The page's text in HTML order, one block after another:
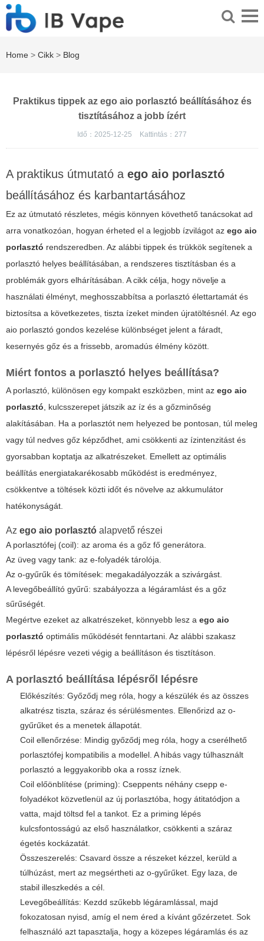
Home > Cikk > Blog
Praktikus tippek az ego aio porlasztó beállításához és
tisztításához a jobb ízért
Idő：2025-12-25 Kattintás： 277
A praktikus útmutató a ego aio porlasztó
beállításához és karbantartásához
Ez az útmutató részletes, mégis könnyen követhető tanácsokat ad
arra vonatkozóan, hogyan érheted el a legjobb ízvilágot az ego aio
porlasztó rendszeredben. Az alábbi tippek és trükkök segítenek a
porlasztó helyes beállításában, a rendszeres tisztításban és a
problémák gyors elhárításában. A cikk célja, hogy növelje a
használati élményt, meghosszabbítsa a porlasztó élettartamát és
biztosítsa a következetes, tiszta ízeket minden újratöltésnél. Az ego
aio porlasztó gondos kezelése különbséget jelent a fáradt,
kesernyés gőz és a frissebb, aromadús élmény között.
Miért fontos a porlasztó helyes beállítása?
A porlasztó, különösen egy kompakt eszközben, mint az ego aio
porlasztó, kulcsszerepet játszik az íz és a gőzminőség
alakításában. Ha a porlasztót nem helyezed be pontosan, túl meleg
vagy túl nedves gőz képződhet, ami csökkenti az ízintenzitást és
gyorsabban koptatja az alkatrészeket. Emellett az optimális
beállítás energiatakarékosabb működést is eredményez,
csökkentve a töltések közti időt és növelve az akkumulátor
hatékonyságát.
Az ego aio porlasztó alapvető részei
A porlasztófej (coil): az aroma és a gőz fő generátora.
Az üveg vagy tank: az e-folyadék tárolója.
Az o-gyűrűk és tömítések: megakadályozzák a szivárgást.
A levegőbeállító gyűrű: szabályozza a légáramlást és a gőz
sűrűségét.
Megértve ezeket az alkatrészeket, könnyebb lesz a ego aio
porlasztó optimális működését fenntartani. Az alábbi szakasz
lépésről lépésre vezeti végig a beállításon és tisztításon.
A porlasztó beállítása lépésről lépésre
Előkészítés: Győződj meg róla, hogy a készülék és az összes
alkatrész tiszta, száraz és sérülésmentes. Ellenőrizd az o-
gyűrűket és a menetek állapotát.
Coil ellenőrzése: Mindig győződj meg róla, hogy a cserélhető
porlasztófej kompatibilis a modellel. A hibás vagy túlhasznált
porlasztó a leggyakoribb oka a rossz íznek.
Coil előönblítése (priming): Cseppents néhány csepp e-
folyadékot közvetlenül az új porlasztóba, hogy átitatódjon a
vatta, majd töltsd fel a tankot. Ez a priming lépés
kulcsfontosságú az első használatkor, csökkenti a száraz
égetés kockázatát.
Összeszerelés: Csavard össze a részeket kézzel, kerüld a
túlhúzást, mert az megsértheti az o-gyűrűket. Egy laza, de
stabil illeszkedés a cél.
Levegőbeállítás: Kezdd szűkebb légáramlással, majd
fokozatosan nyisd, amíg el nem éred a kívánt gőzérzetet. Sok
felhasználó azt tapasztalja, hogy a közepes légáramlás és az